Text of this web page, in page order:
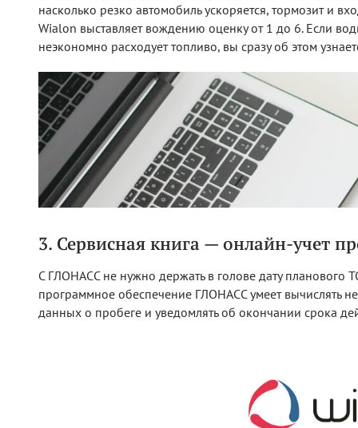
насколько резко автомобиль ускоряется, тормозит и
Wialon выставляет вождению оценку от 1 до 6. Если
неэкономно расходует топливо, вы сразу об этом
3. Сервисная книга — онлайн-учет
С ГЛОНАСС не нужно держать в голове дату планового
программное обеспечение ГЛОНАСС умеет вычислять
данных о пробеге и уведомлять об окончании срока